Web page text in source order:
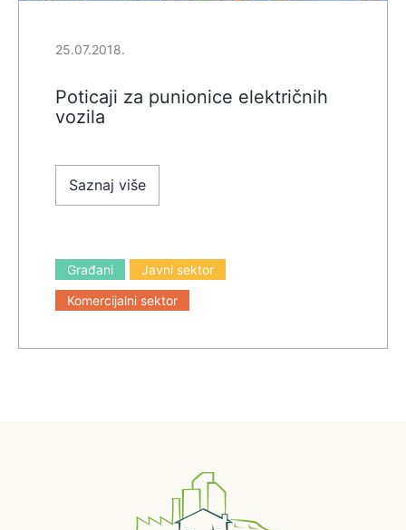
25.07.2018.
Poticaji za punionice električnih
vozila
Saznaj više
Građani
Javni sektor
Komercijalni sektor